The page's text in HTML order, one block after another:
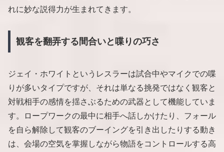
れに妙な説得力が生まれてきます。
観客を翻弄する間合いと喋りの巧さ
ジェイ・ホワイトというレスラーは試合中やマイクでの喋
りが多いタイプですが、それは単なる挑発ではなく観客と
対戦相手の感情を揺さぶるための武器として機能していま
す。ロープワークの最中に相手へ話しかけたり、フォール
を自ら解除して観客のブーイングを引き出したりする動き
は、会場の空気を掌握しながら物語をコントロールする高